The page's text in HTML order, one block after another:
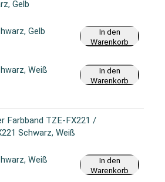
Gelb
Gelb
In den
Warenkorb
Weiß
In den
Warenkorb
Farbband TZE-FX221 /
Schwarz, Weiß
Weiß
In den
Warenkorb